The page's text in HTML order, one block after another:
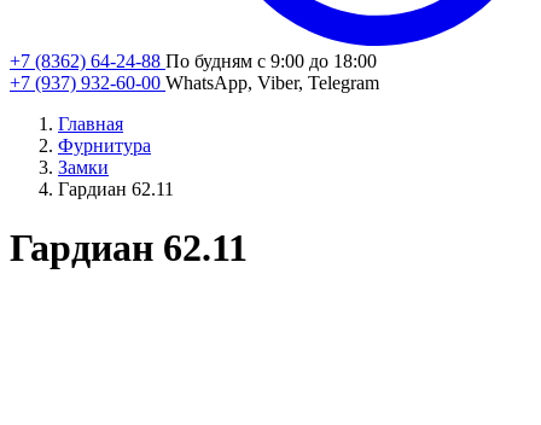
+7 (8362) 64-24-88 По будням с 9:00 до 18:00
+7 (937) 932-60-00 WhatsApp, Viber, Telegram
Главная
Фурнитура
Замки
Гардиан 62.11
Гардиан 62.11